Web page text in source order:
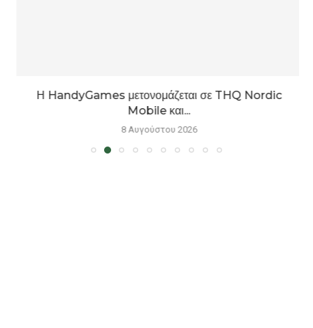
Η HandyGames μετονομάζεται σε THQ Nordic
Mobile και...
8 Αυγούστου 2026